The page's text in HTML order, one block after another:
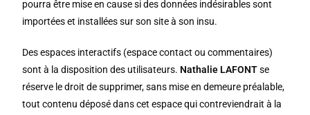
pourra être mise en cause si des données indésirables sont
importées et installées sur son site à son insu.
Des espaces interactifs (espace contact ou commentaires)
sont à la disposition des utilisateurs. Nathalie LAFONTse
réserve le droit de supprimer, sans mise en demeure préalable,
tout contenu déposé dans cet espace qui contreviendrait à la